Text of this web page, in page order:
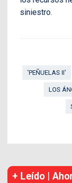
siniestro.
'PEÑUELAS II'
LOS
+ Leído |